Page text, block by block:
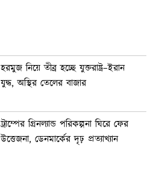
হরমুজ নিয়ে তীব্র হচ্ছে যুক্তরাষ্ট্র–ইরান
যুদ্ধ, অস্থির তেলের বাজার
ট্রাম্পের গ্রিনল্যান্ড পরিকল্পনা ঘিরে ফের
উত্তেজনা, ডেনমার্কের দৃঢ় প্রত্যাখ্যান